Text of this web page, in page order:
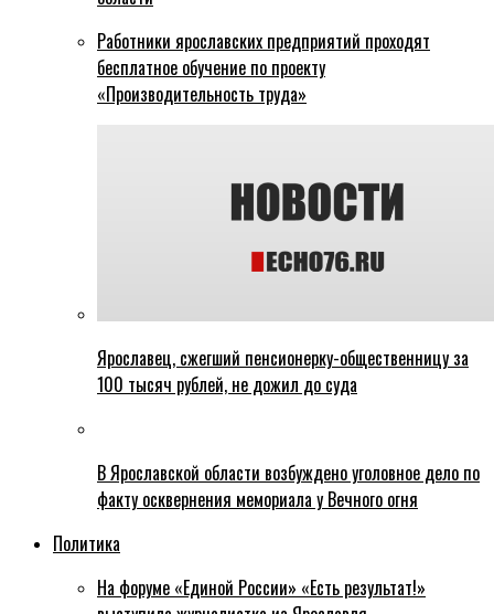
Работники ярославских предприятий проходят
бесплатное обучение по проекту
«Производительность труда»
Ярославец, сжегший пенсионерку-общественницу за
100 тысяч рублей, не дожил до суда
В Ярославской области возбуждено уголовное дело по
факту осквернения мемориала у Вечного огня
Политика
На форуме «Единой России» «Есть результат!»